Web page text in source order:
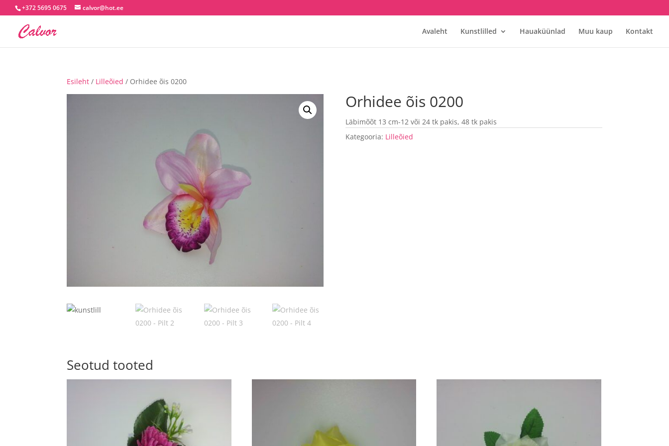
+372 5695 0675 calvor@hot.ee
Avaleht Kunstlilled Hauaküünlad Muu kaup Kontakt
Esileht / Lilleõied / Orhidee õis 0200
Orhidee õis 0200
Läbimõõt 13 cm-12 või 24 tk pakis, 48 tk pakis
Kategooria: Lilleõied
Seotud tooted